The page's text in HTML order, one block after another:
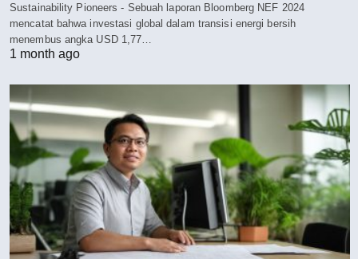
Sustainability Pioneers - Sebuah laporan Bloomberg NEF 2024
mencatat bahwa investasi global dalam transisi energi bersih
menembus angka USD 1,77…
1 month ago